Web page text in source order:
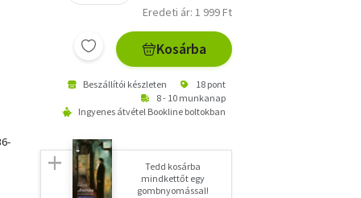
Eredeti ár: 1 999 Ft
Kosárba
Beszállítói készleten
18 pont
8 - 10 munkanap
Ingyenes átvétel Bookline boltokban
Tedd kosárba
mindkettőt egy
gombnyomással!